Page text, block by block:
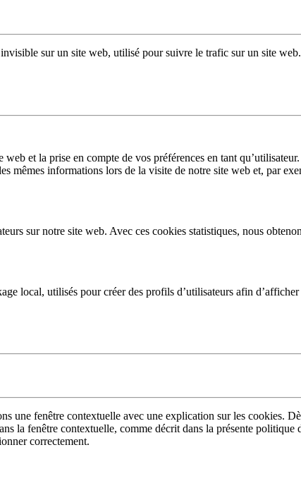
sur un site web, utilisé pour suivre le trafic sur un site
et la prise en compte de vos préférences en tant
mêmes informations lors de la visite de notre site web et, par
sur notre site web. Avec ces cookies statistiques, nous
local, utilisés pour créer des profils d’utilisateurs afin
une fenêtre contextuelle avec une explication sur les cookies.
la fenêtre contextuelle, comme décrit dans la présente
correctement.